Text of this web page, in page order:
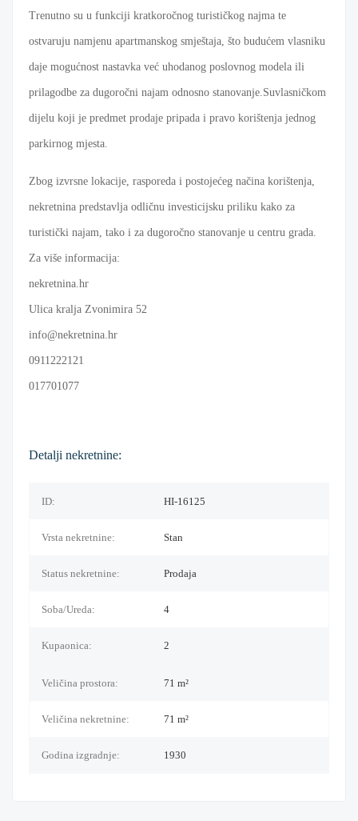
Trenutno su u funkciji kratkoročnog turističkog najma te
ostvaruju namjenu apartmanskog smještaja, što budućem vlasniku
daje mogućnost nastavka već uhodanog poslovnog modela ili
prilagodbe za dugoročni najam odnosno stanovanje.Suvlasničkom
dijelu koji je predmet prodaje pripada i pravo korištenja jednog
parkirnog mjesta.
Zbog izvrsne lokacije, rasporeda i postojećeg načina korištenja,
nekretnina predstavlja odličnu investicijsku priliku kako za
turistički najam, tako i za dugoročno stanovanje u centru grada.
Za više informacija:
nekretnina.hr
Ulica kralja Zvonimira 52
info@nekretnina.hr
0911222121
017701077
Detalji nekretnine:
ID: HI-16125
Vrsta nekretnine: Stan
Status nekretnine: Prodaja
Soba/Ureda: 4
Kupaonica: 2
Veličina prostora: 71 m²
Veličina nekretnine: 71 m²
Godina izgradnje: 1930